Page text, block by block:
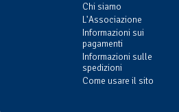
Chi siamo
L'Associazione
Informazioni sui
pagamenti
Informazioni sulle
spedizioni
Come usare il sito